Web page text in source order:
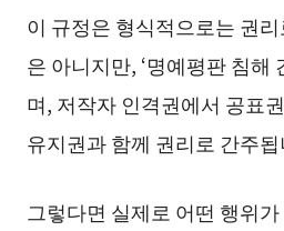
이 규정은 형식적으로는 권
은 아니지만, ‘명예평판 침해
며, 저작자 인격권에서 공표
유지권과 함께 권리로 간주
그렇다면 실제로 어떤 행위